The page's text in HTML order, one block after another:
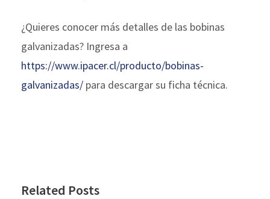
¿Quieres conocer más detalles de las bobinas
galvanizadas? Ingresa a
https://www.ipacer.cl/producto/bobinas-
galvanizadas/ para descargar su ficha técnica.
Related Posts